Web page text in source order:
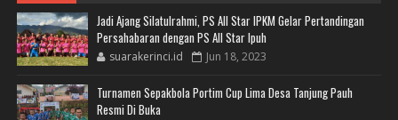
Jadi Ajang Silatulrahmi, PS All Star IPKM Gelar Pertandingan
Persahabaran dengan PS All Star Ipuh
suarakerinci.id Jun 18, 2023
Turnamen Sepakbola Portim Cup Lima Desa Tanjung Pauh
Resmi Di Buka